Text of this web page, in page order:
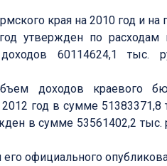
края на 2010 год и на
утвержден по расходам
доходов 60114624,1
доходов краевого
год в сумме
в сумме 53561402,2 тыс.
его официального